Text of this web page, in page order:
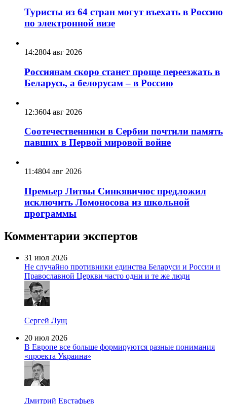
Туристы из 64 стран могут въехать в Россию
по электронной визе
14:2804 авг 2026
Россиянам скоро станет проще переезжать в
Беларусь, а белорусам – в Россию
12:3604 авг 2026
Соотечественники в Сербии почтили память
павших в Первой мировой войне
11:4804 авг 2026
Премьер Литвы Синкявичюс предложил
исключить Ломоносова из школьной
программы
Комментарии экспертов
31 июл 2026
Не случайно противники единства Беларуси и России и
Православной Церкви часто одни и те же люди
Сергей Лущ
20 июл 2026
В Европе все больше формируются разные понимания
«проекта Украина»
Дмитрий Евстафьев